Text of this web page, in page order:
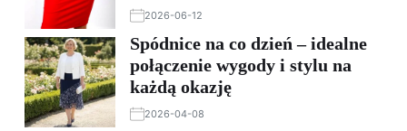
2026-06-12
Spódnice na co dzień – idealne
połączenie wygody i stylu na
każdą okazję
2026-04-08